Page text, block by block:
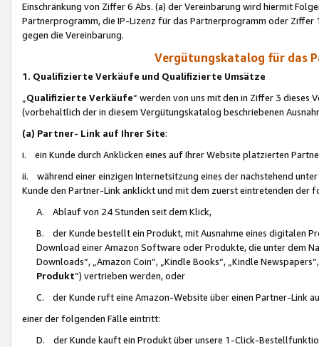
Einschränkung von Ziffer 6 Abs. (a) der Vereinbarung wird hiermit
Partnerprogramm, die IP-Lizenz für das Partnerprogramm oder
gegen die Vereinbarung.
Vergütungskatalog für das
1. Qualifizierte Verkäufe und Qualifizierte Umsätze
Qualifizierte Verkäufe“ werden von uns mit den in Ziffer 3
(vorbehaltlich der in diesem Vergütungskatalog beschriebenen
(a) Partner- Link auf Ihrer Site:
i. ein Kunde durch Anklicken eines auf Ihrer Website platzierten
ii. während einer einzigen Internetsitzung eines der nachstehend
Kunde den Partner-Link anklickt und mit dem zuerst eintretenden der
A. Ablauf von 24 Stunden seit dem Klick,
B. der Kunde bestellt ein Produkt, mit Ausnahme eines digitalen
Download einer Amazon Software oder Produkte, die unter dem
Downloads“, „Amazon Coin“, „Kindle Books“, „Kindle
Produkt“) vertrieben werden, oder
C. der Kunde ruft eine Amazon-Website über einen Partner-Link
einer der folgenden Fälle eintritt:
D. der Kunde kauft ein Produkt über unsere 1-Click-